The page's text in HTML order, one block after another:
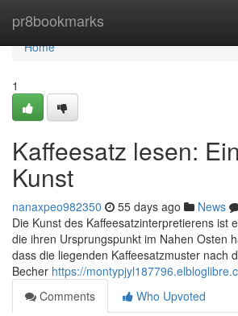
pr8bookmarks
Home
Home
1
Kaffeesatz lesen:
Kunst
nanaxpeo982350 55 days ago News
Die Kunst des Kaffeesatzinterpretierens ist
die ihren Ursprungspunkt im Nahen Osten
dass die liegenden Kaffeesatzmuster nach
Becher https://
Comments
Who Upvoted